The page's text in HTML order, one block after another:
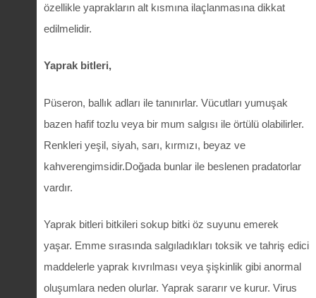
özellikle yaprakların alt kısmına ilaçlanmasına dikkat
edilmelidir.
Yaprak bitleri,
Püseron, ballık adları ile tanınırlar. Vücutları yumuşak
bazen hafif tozlu veya bir mum salgısı ile örtülü olabilirler.
Renkleri yeşil, siyah, sarı, kırmızı, beyaz ve
kahverengimsidir.Doğada bunlar ile beslenen pradatorlar
vardır.
Yaprak bitleri bitkileri sokup bitki öz suyunu emerek
yaşar. Emme sırasında salgıladıkları toksik ve tahriş edici
maddelerle yaprak kıvrılması veya şişkinlik gibi anormal
oluşumlara neden olurlar. Yaprak sararır ve kurur. Virus